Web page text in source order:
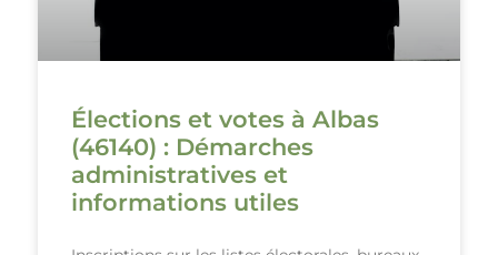
Élections et votes à Albas
(46140) : Démarches
administratives et
informations utiles